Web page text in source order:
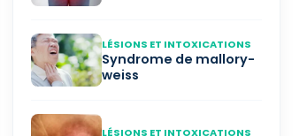
LÉSIONS ET INTOXICATIONS
Syndrome de mallory-
weiss
LÉSIONS ET INTOXICATIONS